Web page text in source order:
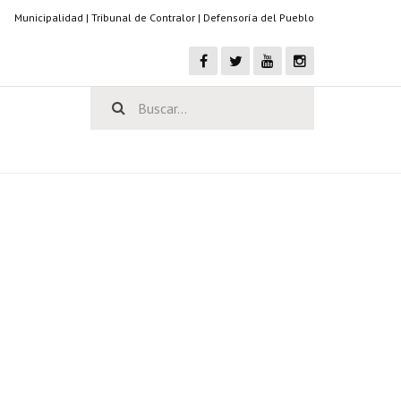
Municipalidad | Tribunal de Contralor | Defensoría del Pueblo